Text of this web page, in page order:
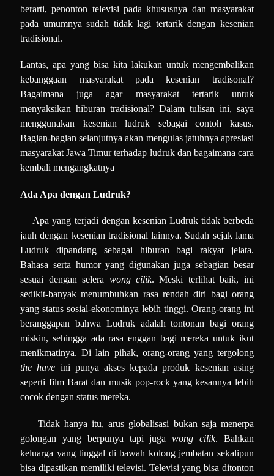
berarti, penonton televisi pada khususnya dan masyarakat
pada umumnya sudah tidak lagi tertarik dengan kesenian
tradisional.
Lantas, apa yang bisa kita lakukan untuk mengembalikan
kebanggaan masyarakat pada kesenian tradisonal?
Bagaimana juga agar masyarakat tertarik untuk
menyaksikan hiburan tradisional? Dalam tulisan ini, saya
menggunakan kesenian ludruk sebagai contoh kasus.
Bagian-bagian selanjutnya akan mengulas jatuhnya apresiasi
masyarakat Jawa Timur terhadap ludruk dan bagaimana cara
kembali mengangkatnya
Ada Apa dengan Ludruk?
Apa yang terjadi dengan kesenian Ludruk tidak berbeda
jauh dengan kesenian tradisional lainnya. Sudah sejak lama
Ludruk dipandang sebagai hiburan bagi rakyat jelata.
Bahasa serta humor yang digunakan juga sebagian besar
sesuai dengan selera wong cilik. Meski terlihat baik, ini
sedikit-banyak menumbuhkan rasa rendah diri bagi orang
yang status sosial-ekonominya lebih tinggi. Orang-orang ini
beranggapan bahwa Ludruk adalah tontonan bagi orang
miskin, sehingga ada rasa enggan bagi mereka untuk ikut
menikmatinya. Di lain pihak, orang-orang yang tergolong
the have ini punya akses kepada produk kesenian asing
seperti film Barat dan musik pop-rock yang kesannya lebih
cocok dengan status mereka.
Tidak hanya itu, arus globalisasi bukan saja menerpa
golongan yang berpunya tapi jugawong cilik. Bahkan
keluarga yang tinggal di bawah kolong jembatan sekalipun
bisa dipastikan memiliki televisi. Televisi yang bisa ditonton